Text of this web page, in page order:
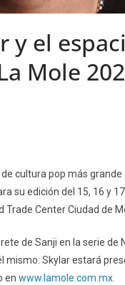
y el
Mole
cultura pop más
su edición del 15, 16 y
Trade Center Ciudad de
de Sanji en la serie de
mismo. Skylar estará
en www.lamole.com.mx